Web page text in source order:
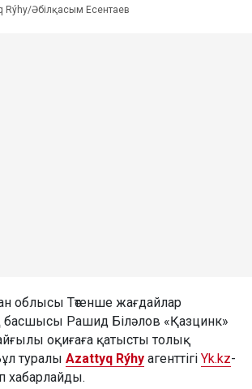
Rýhy/Әбілқасым Есентаев
облысы Төтенше жағдайлар
басшысы Рашид Біләлов «Қазцинк»
оқиғаға қатысты толық
туралы Azattyq Rýhy агенттігі Yk.kz-
хабарлайды.